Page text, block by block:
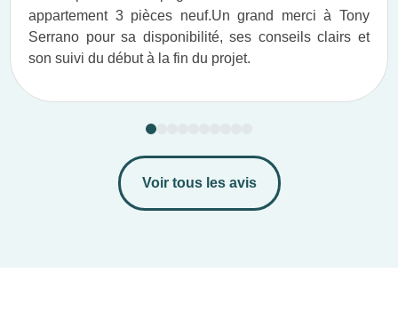
appartement 3 pièces neuf.​ Un grand merci à Tony
Serrano pour sa disponibilité, ses conseils clairs et
son suivi du début à la fin du projet.​
Voir tous les avis